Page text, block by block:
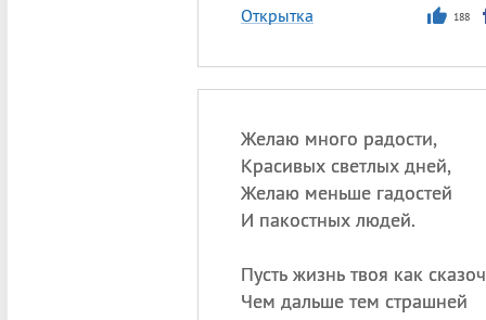
Открытка 188
Желаю много радости,
Красивых светлых дней,
Желаю меньше гадостей
И пакостных людей.
Пусть жизнь твоя как
Чем дальше тем страшней